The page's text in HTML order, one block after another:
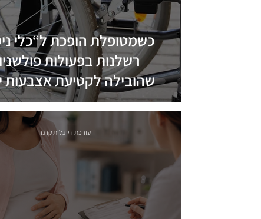
כשמטופלת הופכת ל“כלי
רשלנות בפעולות
שהובילה לקטיעת אצבעות
ורגליים
עורכת דין גלית קרנר